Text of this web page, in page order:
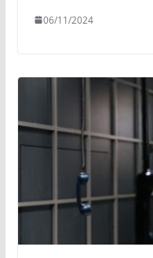
06/11/2024